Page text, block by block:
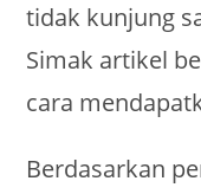
tidak kunjung
Simak artikel
cara
Berdasarkan